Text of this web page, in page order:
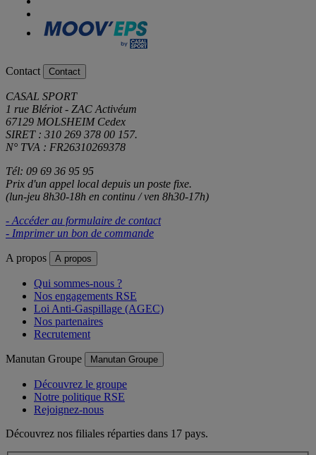
Contact Contact
CASAL SPORT
1 rue Blériot - ZAC Activéum
67129 MOLSHEIM Cedex
SIRET : 310 269 378 00 157.
N° TVA : FR26310269378
Tél: 09 69 36 95 95
Prix d'un appel local depuis un poste fixe.
(lun-jeu 8h30-18h en continu / ven 8h30-17h)
- Accéder au formulaire de contact
- Imprimer un bon de commande
A propos A propos
Qui sommes-nous ?
Nos engagements RSE
Loi Anti-Gaspillage (AGEC)
Nos partenaires
Recrutement
Manutan Groupe Manutan Groupe
Découvrez le groupe
Notre politique RSE
Rejoignez-nous
Découvrez nos filiales réparties dans 17 pays.